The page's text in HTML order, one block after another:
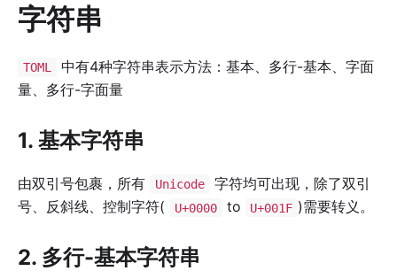
字符串
TOML
中有4种字符串表示方法：基本、多行-基本、字面
量、多行-字面量
1. 基本字符串
由双引号包裹，所有 Unicode
字符均可出现，除了双引
号、反斜线、控制字符(
U+0000 to U+001F )需要转义。
2. 多行-基本字符串